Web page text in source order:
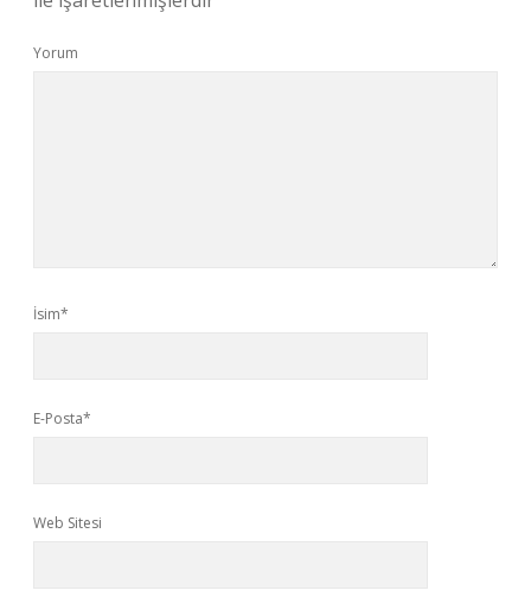
Yorum
İsim*
E-Posta*
Web Sitesi